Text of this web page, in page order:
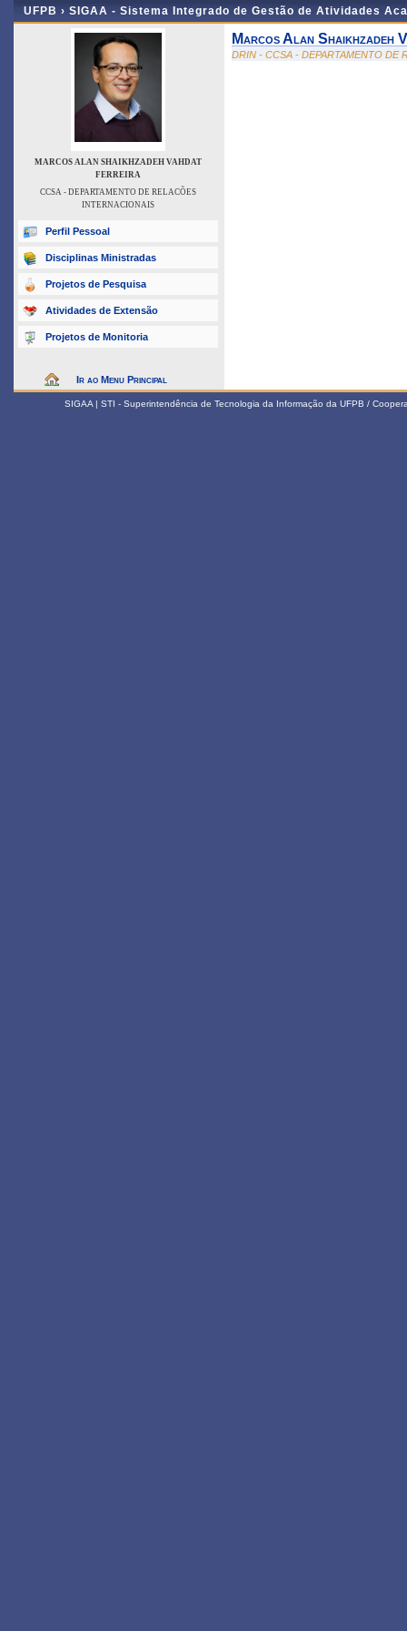
UFPB › SIGAA - Sistema Integrado de Gestão de Atividades
MARCOS ALAN SHAIKHZADEH VAHDAT
FERREIRA
CCSA - DEPARTAMENTO DE RELACÕES
INTERNACIONAIS
Perfil Pessoal
Disciplinas Ministradas
Projetos de Pesquisa
Atividades de Extensão
Projetos de Monitoria
Ir ao Menu Principal
Marcos Alan Shaikhzadeh
DRIN - CCSA - DEPARTAMENTO DE
SIGAA | STI - Superintendência de Tecnologia da Informação da UFPB /